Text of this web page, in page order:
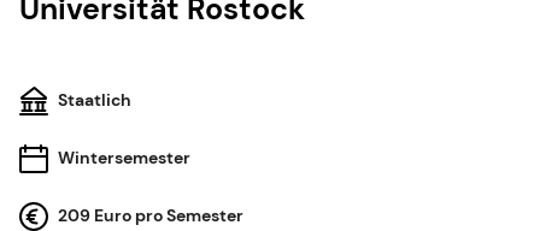
Universität Rostock
Staatlich
Wintersemester
209 Euro pro Semester